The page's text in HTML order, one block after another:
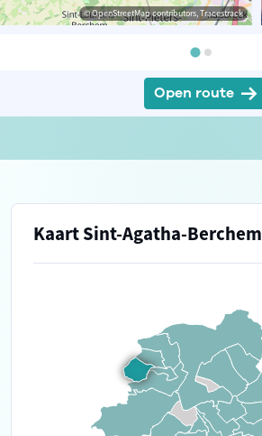
© OpenStreetMap contributors, Tracestrack
Open route
Kaart Sint-Agatha-Berchem